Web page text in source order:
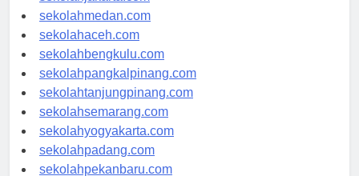
sekolahjakarta.com
sekolahmedan.com
sekolahaceh.com
sekolahbengkulu.com
sekolahpangkalpinang.com
sekolahtanjungpinang.com
sekolahsemarang.com
sekolahyogyakarta.com
sekolahpadang.com